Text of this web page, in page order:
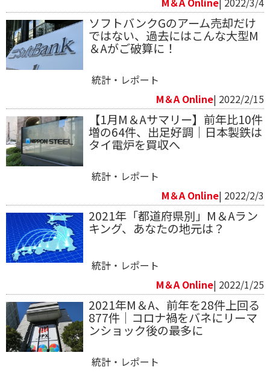
ソフトバンクGのアーム売却だけ
ではない、過去にはこんな大型M
＆Aがご破算に！
統計・レポート
M＆A Online| 2022/2/15
【1月M＆Aサマリー】前年比10件
増の64件、出足好調｜日本製鉄は
タイ電炉を買収へ
統計・レポート
M＆A Online| 2022/2/3
2021年「都道府県別」M＆Aラン
キング、あなたの地元は？
統計・レポート
M＆A Online| 2022/1/25
2021年M＆A、前年を28件上回る
877件｜コロナ禍をバネにリーマ
ンショック後の最多に
統計・レポート